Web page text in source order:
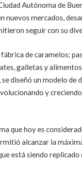
Autónoma de
nuevos mercados,
seguir con su
de caramelos;
galletas y
se diseñó un modelo de
y
que hoy es
alcanzar la
está siendo replicado